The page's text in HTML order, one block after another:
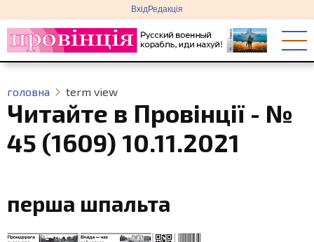
до
основного
вмісту
меню
облікового
запису
користувача
ВхідРедакція
головна term view
Читайте в Провінції - №
45 (1609) 10.11.2021
перша шпальта